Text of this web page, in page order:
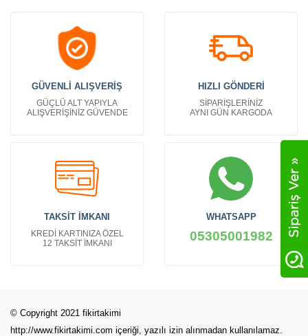
GÜVENLİ ALIŞVERİŞ
GÜÇLÜ ALT YAPIYLA
ALIŞVERİŞİNİZ GÜVENDE
HIZLI GÖNDERİ
SİPARİŞLERİNİZ
AYNI GÜN KARGODA
TAKSİT İMKANI
KREDİ KARTINIZA ÖZEL
12 TAKSİT İMKANI
WHATSAPP
05305001982
© Copyright 2021 fikirtakimi
http://www.fikirtakimi.com içeriği, yazılı izin alınmadan kullanılamaz.